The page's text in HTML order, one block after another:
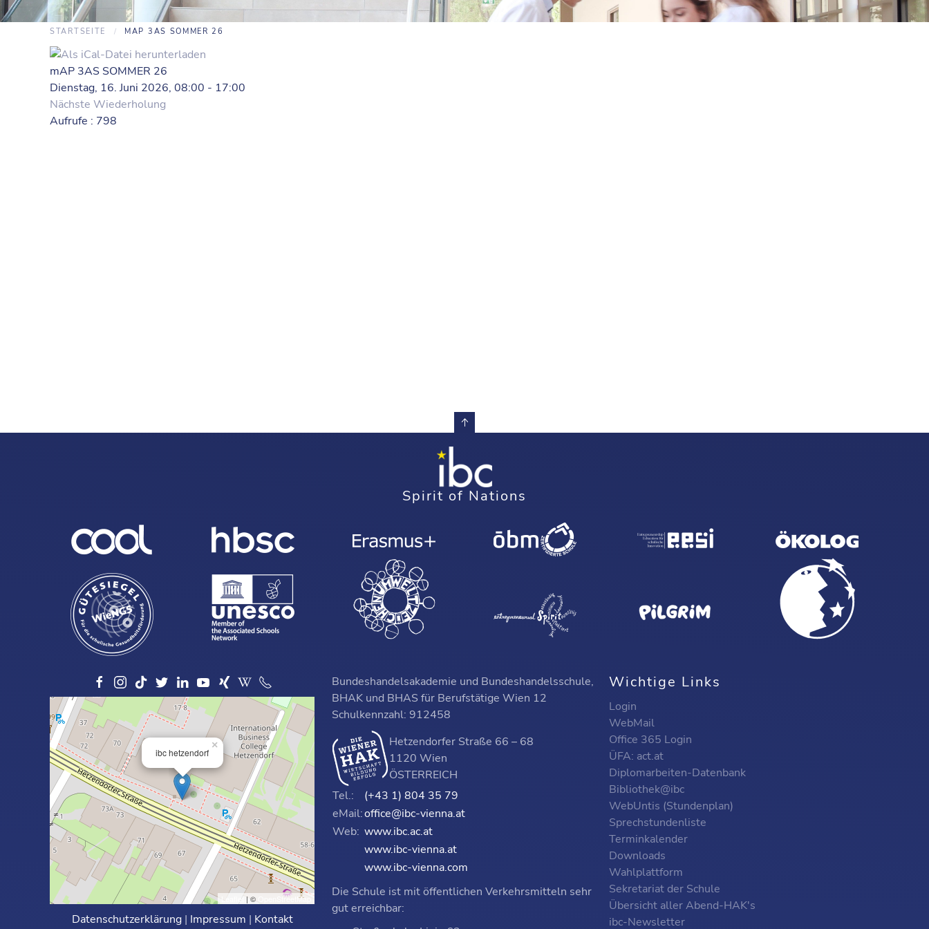
STARTSEITE MAP 3AS SOMMER 26
mAP 3AS SOMMER 26
Dienstag, 16. Juni 2026, 08:00 - 17:00
Nächste Wiederholung
Aufrufe : 798
Spirit of Nations
ibc hetzendorf
×
Leaflet | © OpenStreetMap
Datenschutzerklärung| Impressum | Kontakt
Bundeshandelsakademie und Bundeshandelsschule,
BHAK und BHAS für Berufstätige Wien 12
Schulkennzahl: 912458
Hetzendorfer Straße 66 – 68
1120 Wien
ÖSTERREICH
Tel.:
(+43 1) 804 35 79
eMail:office@ibc-vienna.at
Web: www.ibc.ac.at
www.ibc-vienna.at
www.ibc-vienna.com
Die Schule ist mit öffentlichen Verkehrsmitteln sehr
gut erreichbar:
Wichtige Links
Login
WebMail
Office 365 Login
ÜFA: act.at
Diplomarbeiten-Datenbank
Bibliothek@ibc
WebUntis (Stundenplan)
Sprechstundenliste
Terminkalender
Downloads
Wahlplattform
Sekretariat der Schule
Übersicht aller Abend-HAK's
ibc-Newsletter